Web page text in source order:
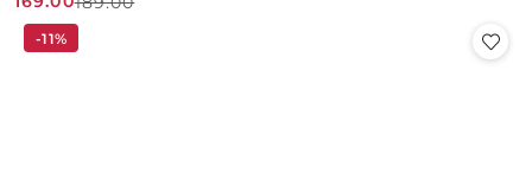
Cena
promocyjna:
Cena
przed
-11%